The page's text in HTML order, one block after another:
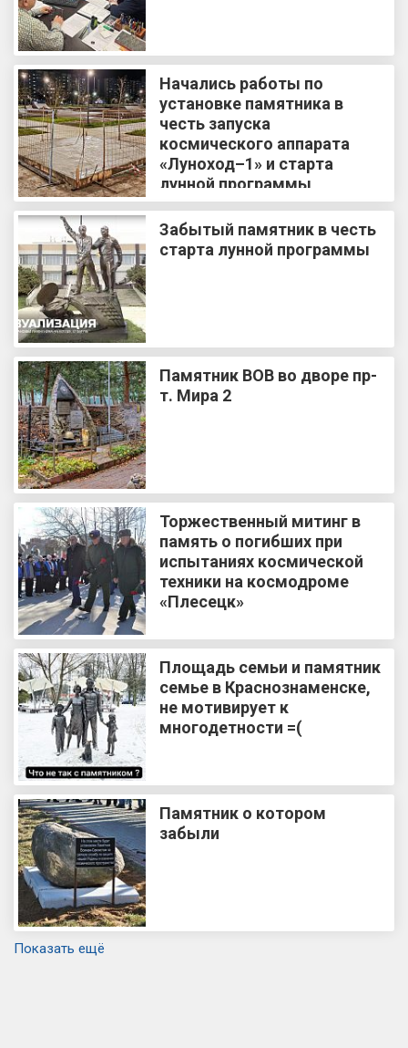
Начались работы по
установке памятника в
честь запуска
космического аппарата
«Луноход–1» и старта
лунной программы
Забытый памятник в честь
старта лунной программы
Памятник ВОВ во дворе пр-
т. Мира 2
Торжественный митинг в
память о погибших при
испытаниях космической
техники на космодроме
«Плесецк»
Площадь семьи и памятник
семье в Краснознаменске,
не мотивирует к
многодетности =(
Памятник о котором
забыли
Показать ещё